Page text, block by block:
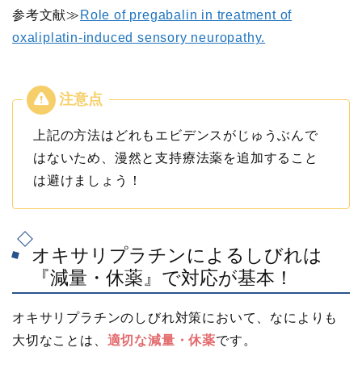
参考文献≫ Role of pregabalin in treatment of
oxaliplatin-induced sensory neuropathy.
上記の方法はどれもエビデンスがじゅうぶんで
はないため、漫然と支持療法薬を追加すること
は避けましょう！
オキサリプラチンによるしびれは
『減量・休薬』で対応が基本！
オキサリプラチンのしびれ対策において、なによりも
大切なことは、 適切な減量・休薬です。